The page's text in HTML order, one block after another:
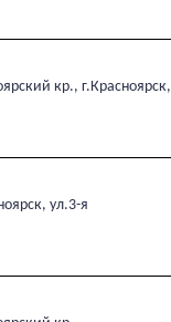
кр., г.Красноярск,
ул.3-я